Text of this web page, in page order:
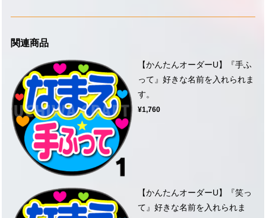
関連商品
【かんたんオーダーU】『手ふ
って』好きな名前を入れられま
す。
¥1,760
【かんたんオーダーU】『笑っ
て』好きな名前を入れられま